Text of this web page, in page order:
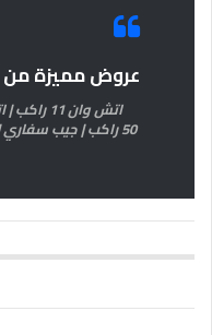
عروض مميزة من